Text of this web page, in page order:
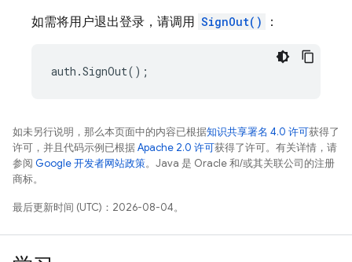
如需将用户退出登录，请调用 SignOut() ：
auth .SignOut();
如未另行说明，那么本页面中的内容已根据知识共享署名 4.0 许可获得了
许可，并且代码示例已根据Apache 2.0 许可获得了许可。有关详情，请
参阅 Google 开发者网站政策。Java 是 Oracle 和/或其关联公司的注册
商标。
最后更新时间 (UTC)：2026-08-04。